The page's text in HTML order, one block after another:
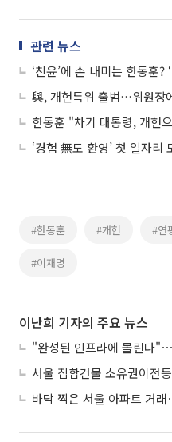
관련 뉴스
‘친윤’에 손 내미는 한동훈?
與, 개헌특위 출범…위원장
‘경험 無도 환영’ 첫 일자리
#한동훈 #개헌 #연
#이재명
이난희 기자의 주요 뉴스
서울 집합건물 소유권이전
바닥 찍은 서울 아파트 거